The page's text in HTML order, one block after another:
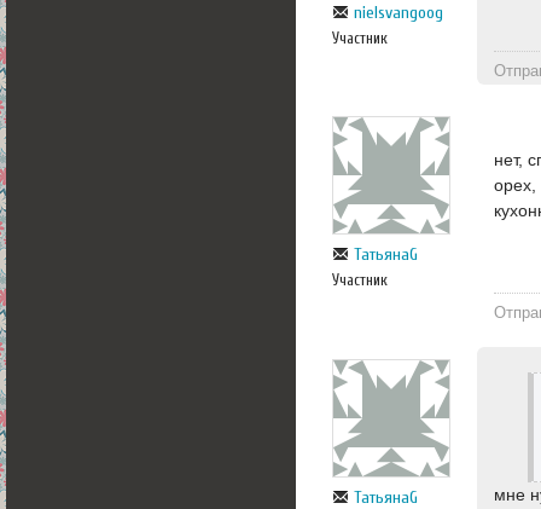
nielsvangoog
Участник
ТатьянаG
Участник
нет,
орех,
ТатьянаG
мне